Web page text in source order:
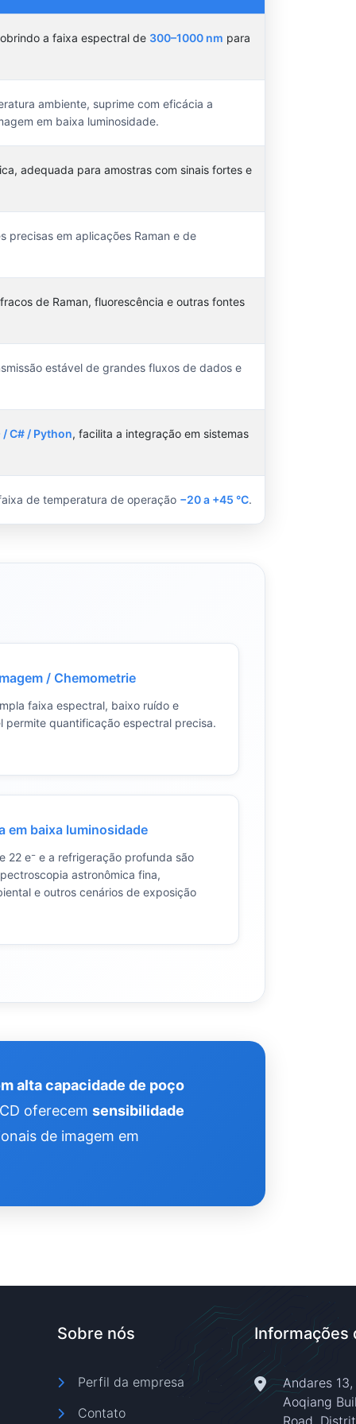
a faixa espectral de 300–1000 nm para
ambiente, suprime com eficácia a
em baixa luminosidade.
adequada para amostras com sinais fortes e
precisas em aplicações Raman e de
de Raman, fluorescência e outras fontes
estável de grandes fluxos de dados e
/ C# / Python, facilita a integração em sistemas
de temperatura de operação −20 a +45 °C.
/ Chemometrie
faixa espectral, baixo ruído e
permite quantificação espectral precisa.
em baixa luminosidade
22 e⁻ e a refrigeração profunda são
astronômica fina,
e outros cenários de exposição
alta capacidade de poço
oferecem sensibilidade
de imagem em
Sobre nós
Perfil da empresa
Contato
Informações
Andares
Aoqiang
Road,